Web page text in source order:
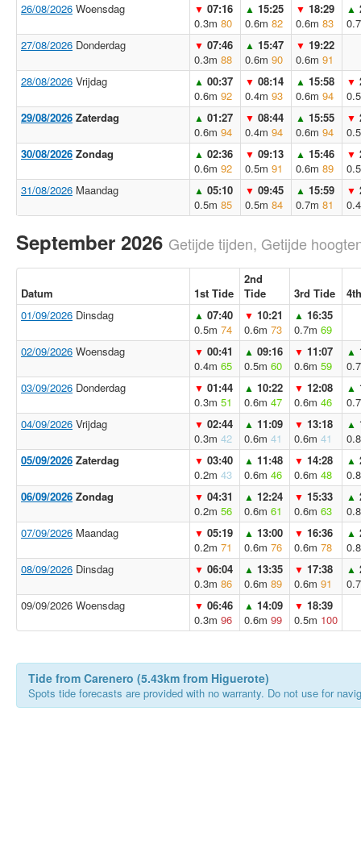
26/08/2026 Woensdag ▼ 07:16
0.3m 80
▲ 15:25
0.6m 82
▼ 18:29
0.6m 83
▲
27/08/2026 Donderdag ▼ 07:46
0.3m 88
▲ 15:47
0.6m 90
▼ 19:22
0.6m 91
28/08/2026 Vrijdag ▲ 00:37
0.6m 92
▼ 08:14
0.4m 93
▲ 15:58
0.6m 94
▼
29/08/2026 Zaterdag ▲ 01:27
0.6m 94
▼ 08:44
0.4m 94
▲ 15:55
0.6m 94
▼
30/08/2026 Zondag ▲ 02:36
0.6m 92
▼ 09:13
0.5m 91
▲ 15:46
0.6m 89
▼
31/08/2026 Maandag ▲ 05:10
0.5m 85
▼ 09:45
0.5m 84
▲ 15:59
0.7m 81
▼
September 2026 Getijde tijden, Getijde
Datum 1st Tide
2nd
Tide
3rd Tide
01/09/2026 Dinsdag ▲ 07:40
0.5m 74
▼ 10:21
0.6m 73
▲ 16:35
0.7m 69
02/09/2026 Woensdag ▼ 00:41
0.4m 65
▲ 09:16
0.5m 60
▼ 11:07
0.6m 59
▲
03/09/2026 Donderdag ▼ 01:44
0.3m 51
▲ 10:22
0.6m 47
▼ 12:08
0.6m 46
▲
04/09/2026 Vrijdag ▼ 02:44
0.3m 42
▲ 11:09
0.6m 41
▼ 13:18
0.6m 41
▲
05/09/2026 Zaterdag ▼ 03:40
0.2m 43
▲ 11:48
0.6m 46
▼ 14:28
0.6m 48
▲
06/09/2026 Zondag ▼ 04:31
0.2m 56
▲ 12:24
0.6m 61
▼ 15:33
0.6m 63
▲
07/09/2026 Maandag ▼ 05:19
0.2m 71
▲ 13:00
0.6m 76
▼ 16:36
0.6m 78
▲
08/09/2026 Dinsdag ▼ 06:04
0.3m 86
▲ 13:35
0.6m 89
▼ 17:38
0.6m 91
▲
09/09/2026 Woensdag
▼ 06:46
0.3m 96
▲ 14:09
0.6m 99
▼ 18:39
0.5m 100
Tide from Carenero (5.43km from Higuerote)
Spots tide forecasts are provided with no warranty. Do not use for